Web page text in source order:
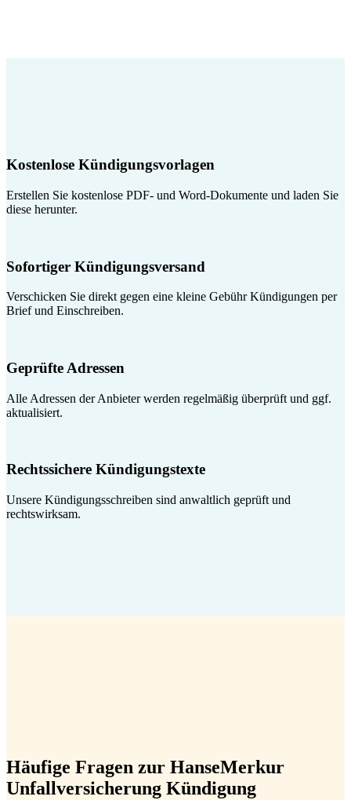
Kostenlose Kündigungsvorlagen
Erstellen Sie kostenlose PDF- und Word-Dokumente und laden Sie
diese herunter.
Sofortiger Kündigungsversand
Verschicken Sie direkt gegen eine kleine Gebühr Kündigungen per
Brief und Einschreiben.
Geprüfte Adressen
Alle Adressen der Anbieter werden regelmäßig überprüft und ggf.
aktualisiert.
Rechtssichere Kündigungstexte
Unsere Kündigungsschreiben sind anwaltlich geprüft und
rechtswirksam.
Häufige Fragen zur HanseMerkur
Unfallversicherung Kündigung